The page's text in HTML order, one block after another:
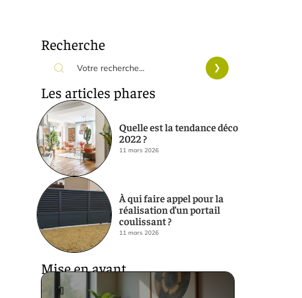
Recherche
Les articles phares
Quelle est la tendance déco
2022 ?
11 mars 2026
À qui faire appel pour la
réalisation d’un portail
coulissant ?
11 mars 2026
Mise en avant